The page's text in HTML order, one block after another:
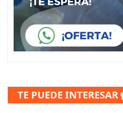
TE PUEDE INTERESAR